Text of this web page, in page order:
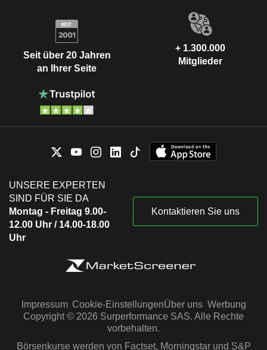
Seit über 20 Jahren
an Ihrer Seite
+ 1.300.000
Mitglieder
UNSERE EXPERTEN
SIND FÜR SIE DA
Montag - Freitag 9.00-
12.00 Uhr / 14.00-18.00
Uhr
Kontaktieren Sie uns
Impressum Cookie-EinstellungenÜber uns Werbung
Copyright © 2026 Surperformance SAS. Alle Rechte
vorbehalten.
Börsenkurse werden von Factset, Morningstar und S&P